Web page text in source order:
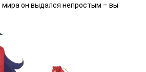
мира он выдался непростым – вы